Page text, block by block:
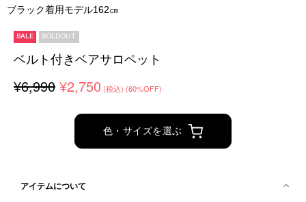
ブラック着用モデル162㎝
SALE SOLDOUT
ベルト付きベアサロペット
¥6,990 ¥2,750 (税込) (60%OFF)
色・サイズを選ぶ
アイテムについて